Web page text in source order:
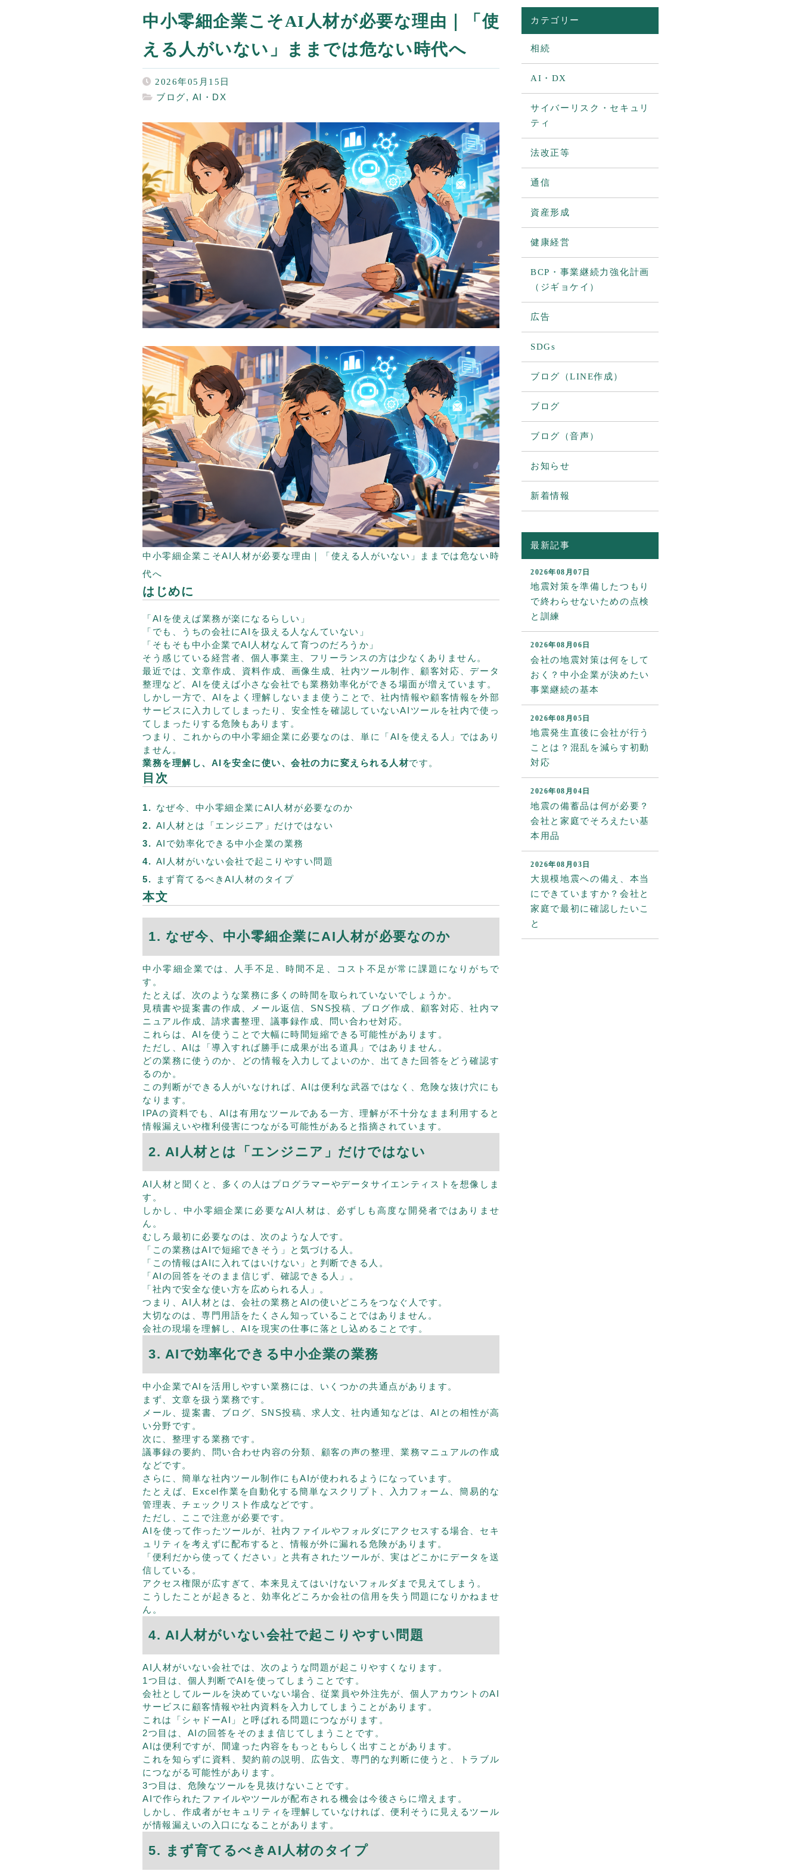
中小零細企業こそAI人材が必要な理由｜「使
える人がいない」ままでは危ない時代へ
2026年05月15日
ブログ, AI・DX
中小零細企業こそAI人材が必要な理由｜「使える人がいない」ままでは危ない時
代へ
はじめに
「AIを使えば業務が楽になるらしい」
「でも、うちの会社にAIを扱える人なんていない」
「そもそも中小企業でAI人材なんて育つのだろうか」
そう感じている経営者、個人事業主、フリーランスの方は少なくありません。
最近では、文章作成、資料作成、画像生成、社内ツール制作、顧客対応、データ
整理など、AIを使えば小さな会社でも業務効率化ができる場面が増えています。
しかし一方で、AIをよく理解しないまま使うことで、社内情報や顧客情報を外部
サービスに入力してしまったり、安全性を確認していないAIツールを社内で使っ
てしまったりする危険もあります。
つまり、これからの中小零細企業に必要なのは、単に「AIを使える人」ではあり
ません。
業務を理解し、AIを安全に使い、会社の力に変えられる人材です。
目次
なぜ今、中小零細企業にAI人材が必要なのか
AI人材とは「エンジニア」だけではない
AIで効率化できる中小企業の業務
AI人材がいない会社で起こりやすい問題
まず育てるべきAI人材のタイプ
本文
1. なぜ今、中小零細企業にAI人材が必要なのか
中小零細企業では、人手不足、時間不足、コスト不足が常に課題になりがちで
す。
たとえば、次のような業務に多くの時間を取られていないでしょうか。
見積書や提案書の作成、メール返信、SNS投稿、ブログ作成、顧客対応、社内マ
ニュアル作成、請求書整理、議事録作成、問い合わせ対応。
これらは、AIを使うことで大幅に時間短縮できる可能性があります。
ただし、AIは「導入すれば勝手に成果が出る道具」ではありません。
どの業務に使うのか、どの情報を入力してよいのか、出てきた回答をどう確認す
るのか。
この判断ができる人がいなければ、AIは便利な武器ではなく、危険な抜け穴にも
なります。
IPAの資料でも、AIは有用なツールである一方、理解が不十分なまま利用すると
情報漏えいや権利侵害につながる可能性があると指摘されています。
2. AI人材とは「エンジニア」だけではない
AI人材と聞くと、多くの人はプログラマーやデータサイエンティストを想像しま
す。
しかし、中小零細企業に必要なAI人材は、必ずしも高度な開発者ではありませ
ん。
むしろ最初に必要なのは、次のような人です。
「この業務はAIで短縮できそう」と気づける人。
「この情報はAIに入れてはいけない」と判断できる人。
「AIの回答をそのまま信じず、確認できる人」。
「社内で安全な使い方を広められる人」。
つまり、AI人材とは、会社の業務とAIの使いどころをつなぐ人です。
大切なのは、専門用語をたくさん知っていることではありません。
会社の現場を理解し、AIを現実の仕事に落とし込めることです。
3. AIで効率化できる中小企業の業務
中小企業でAIを活用しやすい業務には、いくつかの共通点があります。
まず、文章を扱う業務です。
メール、提案書、ブログ、SNS投稿、求人文、社内通知などは、AIとの相性が高
い分野です。
次に、整理する業務です。
議事録の要約、問い合わせ内容の分類、顧客の声の整理、業務マニュアルの作成
などです。
さらに、簡単な社内ツール制作にもAIが使われるようになっています。
たとえば、Excel作業を自動化する簡単なスクリプト、入力フォーム、簡易的な
管理表、チェックリスト作成などです。
ただし、ここで注意が必要です。
AIを使って作ったツールが、社内ファイルやフォルダにアクセスする場合、セキ
ュリティを考えずに配布すると、情報が外に漏れる危険があります。
「便利だから使ってください」と共有されたツールが、実はどこかにデータを送
信している。
アクセス権限が広すぎて、本来見えてはいけないフォルダまで見えてしまう。
こうしたことが起きると、効率化どころか会社の信用を失う問題になりかねませ
ん。
4. AI人材がいない会社で起こりやすい問題
AI人材がいない会社では、次のような問題が起こりやすくなります。
1つ目は、個人判断でAIを使ってしまうことです。
会社としてルールを決めていない場合、従業員や外注先が、個人アカウントのAI
サービスに顧客情報や社内資料を入力してしまうことがあります。
これは「シャドーAI」と呼ばれる問題につながります。
2つ目は、AIの回答をそのまま信じてしまうことです。
AIは便利ですが、間違った内容をもっともらしく出すことがあります。
これを知らずに資料、契約前の説明、広告文、専門的な判断に使うと、トラブル
につながる可能性があります。
3つ目は、危険なツールを見抜けないことです。
AIで作られたファイルやツールが配布される機会は今後さらに増えます。
しかし、作成者がセキュリティを理解していなければ、便利そうに見えるツール
が情報漏えいの入口になることがあります。
5. まず育てるべきAI人材のタイプ
カテゴリー
相続
AI・DX
サイバーリスク・セキュリ
ティ
法改正等
通信
資産形成
健康経営
BCP・事業継続力強化計画
（ジギョケイ）
広告
SDGs
ブログ（LINE作成）
ブログ
ブログ（音声）
お知らせ
新着情報
最新記事
2026年08月07日
地震対策を準備したつもり
で終わらせないための点検
と訓練
2026年08月06日
会社の地震対策は何をして
おく？中小企業が決めたい
事業継続の基本
2026年08月05日
地震発生直後に会社が行う
ことは？混乱を減らす初動
対応
2026年08月04日
地震の備蓄品は何が必要？
会社と家庭でそろえたい基
本用品
2026年08月03日
大規模地震への備え、本当
にできていますか？会社と
家庭で最初に確認したいこ
と